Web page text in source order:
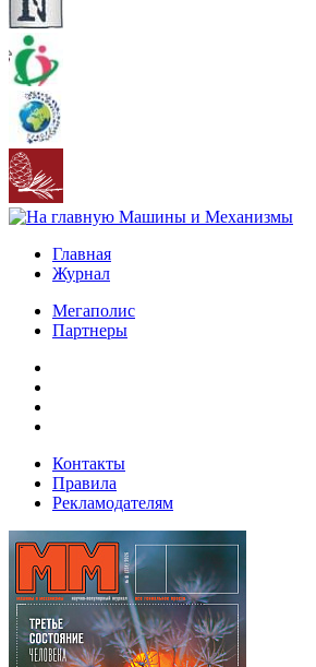
Главная
Журнал
Мегаполис
Партнеры
Контакты
Правила
Рекламодателям